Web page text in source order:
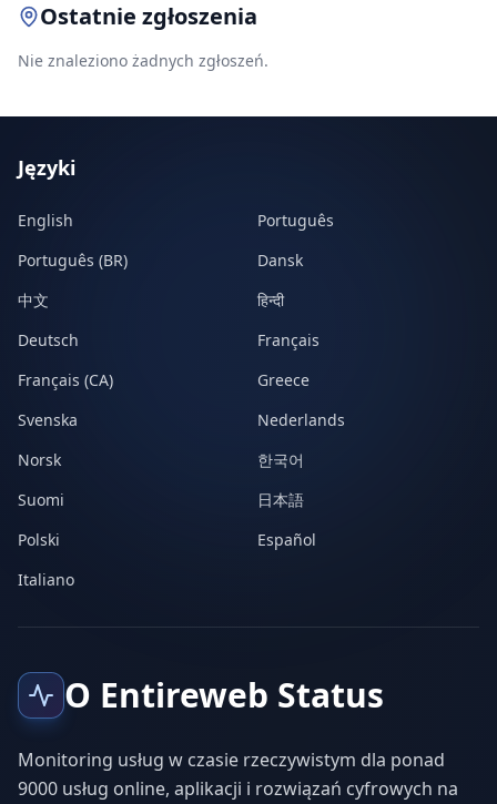
Ostatnie zgłoszenia
Nie znaleziono żadnych zgłoszeń.
Języki
English
Português
Português (BR)
Dansk
中文
हिन्दी
Deutsch
Français
Français (CA)
Greece
Svenska
Nederlands
Norsk
한국어
Suomi
日本語
Polski
Español
Italiano
O Entireweb Status
Monitoring usług w czasie rzeczywistym dla ponad
9000 usług online, aplikacji i rozwiązań cyfrowych na